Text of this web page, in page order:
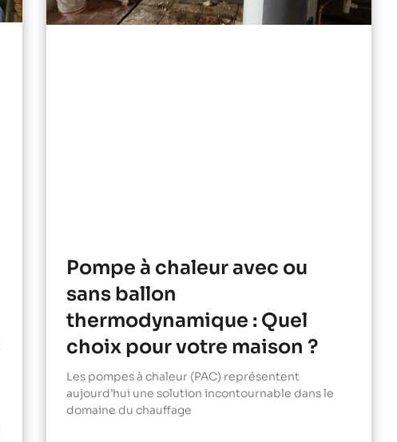
Pompe à chaleur avec ou
sans ballon
thermodynamique : Quel
choix pour votre maison ?
Les pompes à chaleur (PAC) représentent
aujourd’hui une solution incontournable dans le
domaine du chauffage